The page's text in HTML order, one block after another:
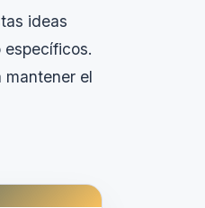
ideas
mantener el